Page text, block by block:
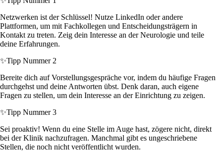
Netzwerken ist der Schlüssel! Nutze LinkedIn oder andere
Plattformen, um mit Fachkollegen und Entscheidungsträgern in
Kontakt zu treten. Zeig dein Interesse an der Neurologie und teile
deine Erfahrungen.
✨Tipp Nummer 2
Bereite dich auf Vorstellungsgespräche vor, indem du häufige Fragen
durchgehst und deine Antworten übst. Denk daran, auch eigene
Fragen zu stellen, um dein Interesse an der Einrichtung zu zeigen.
✨Tipp Nummer 3
Sei proaktiv! Wenn du eine Stelle im Auge hast, zögere nicht, direkt
bei der Klinik nachzufragen. Manchmal gibt es ungeschriebene
Stellen, die noch nicht veröffentlicht wurden.